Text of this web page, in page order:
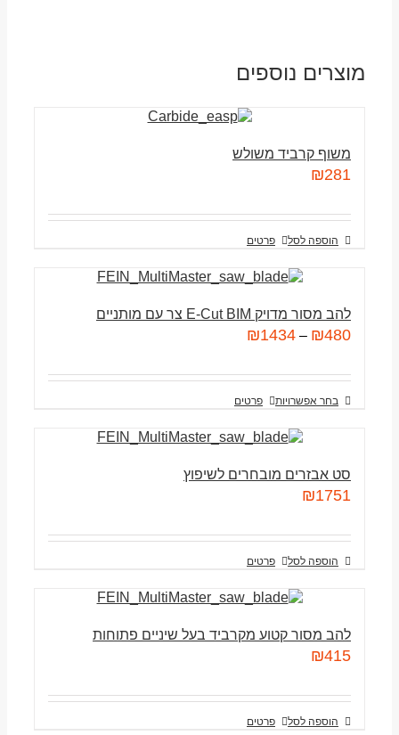
מוצרים נוספים
משוף קרביד משולש
₪281
הוספה לסל פרטים
להב מסור מדויק E-Cut BIM צר עם מותניים
₪480
–
₪1434
בחר אפשרויות פרטים
סט אבזרים מובחרים לשיפוץ
₪1751
הוספה לסל פרטים
להב מסור קטוע מקרביד בעל שיניים פתוחות
₪415
הוספה לסל פרטים